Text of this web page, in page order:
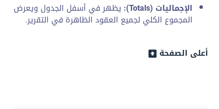
الإجماليات (Totals):
يظهر في أسفل الجدول ويعرض
المجموع الكلي لجميع العقود الظاهرة في التقرير.
أعلى الصفحة